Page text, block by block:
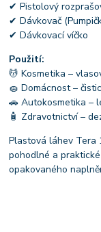
✔ Pistolový
✔ Dávkovač
✔ Dávkovací víčko
Použití:
💆 Kosmetika –
🧽 Domácnost –
🚗 Autokosmetika –
🧴 Zdravotnictví –
Plastová láhev Tera
pohodlné a
opakovaného